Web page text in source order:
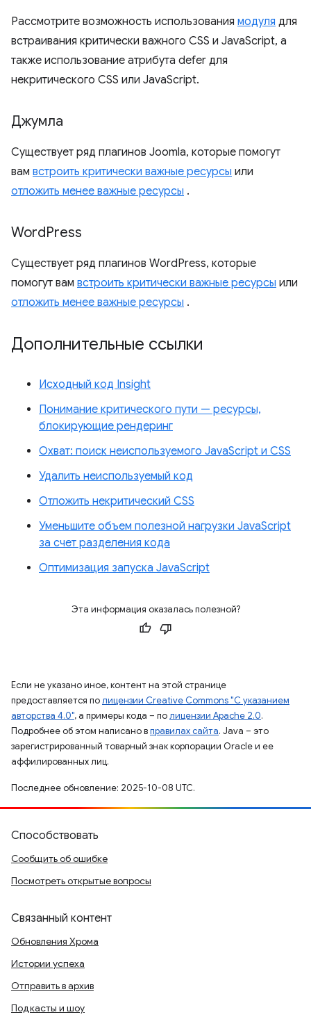
Рассмотрите возможность использования модуля для
встраивания критически важного CSS и JavaScript, а
также использование атрибута defer для
некритического CSS или JavaScript.
Джумла
Существует ряд плагинов Joomla, которые помогут
вам встроить критически важные ресурсы или
отложить менее важные ресурсы .
WordPress
Существует ряд плагинов WordPress, которые
помогут вам встроить критически важные ресурсы или
отложить менее важные ресурсы .
Дополнительные ссылки
Исходный код Insight
Понимание критического пути — ресурсы,
блокирующие рендеринг
Охват: поиск неиспользуемого JavaScript и CSS
Удалить неиспользуемый код
Отложить некритический CSS
Уменьшите объем полезной нагрузки JavaScript
за счет разделения кода
Оптимизация запуска JavaScript
Эта информация оказалась полезной?
Если не указано иное, контент на этой странице
предоставляется полицензии Creative Commons "С указанием
авторства 4.0", а примеры кода – полицензии Apache 2.0.
Подробнее об этом написано вправилах сайта. Java – это
зарегистрированный товарный знак корпорации Oracle и ее
аффилированных лиц.
Последнее обновление: 2025-10-08 UTC.
Способствовать
Сообщить об ошибке
Посмотреть открытые вопросы
Связанный контент
Обновления Хрома
Истории успеха
Отправить в архив
Подкасты и шоу